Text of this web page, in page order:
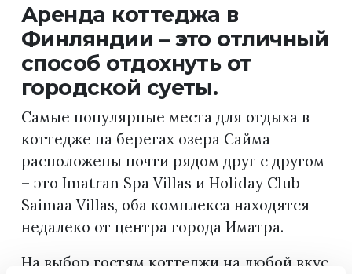
Аренда коттеджа в
Финляндии – это отличный
способ отдохнуть от
городской суеты.
Самые популярные места для отдыха в
коттедже на берегах озера Сайма
расположены почти рядом друг с другом
– это Imatran Spa Villas и Holiday Club
Saimaa Villas, оба комплекса находятся
недалеко от центра города Иматра.
На выбор гостям коттеджи на любой вкус